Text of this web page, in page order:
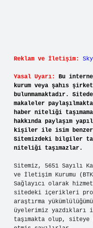
Reklam ve İletişim:
Yasal Uyarı:
Bu
kurum veya şahıs
bulunmamaktadır.
makaleler
haber niteliği
hakkında paylaşım
kişiler ile isim
Sitemizdeki bilgiler
niteliği taşımazlar.
Sitemiz, 5651 Sayılı
ve İletişim Kurumu
Sağlayıcı olarak
sitedeki içerikleri
araştırma
üyelerimiz yazdıkları
taşımakta olup, siteye